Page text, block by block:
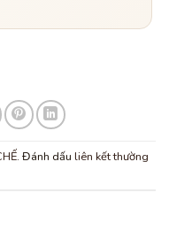
. Đánh dấu liên kết thường